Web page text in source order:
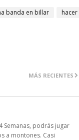
banda en billar
hacer
MÁS RECIENTES
Semanas, podrás jugar
a montones. Casi